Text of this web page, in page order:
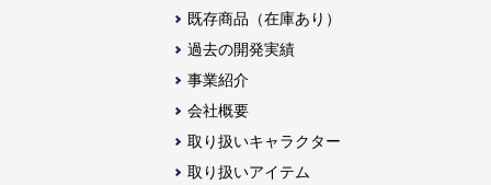
既存商品（在庫あり）
過去の開発実績
事業紹介
会社概要
取り扱いキャラクター
取り扱いアイテム